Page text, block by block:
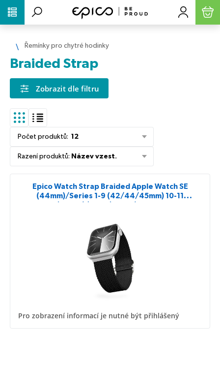
Řemínky pro chytré hodinky
Braided Strap
Zobrazit dle filtru
Počet produktů: 12
Řazení produktů: Název vzest.
Epico Watch Strap Braided Apple Watch SE
(44mm)/Series 1-9 (42/44/45mm) 10-11
Pro zobrazení informací je nutné být přihlášený